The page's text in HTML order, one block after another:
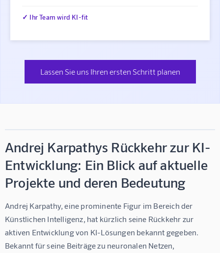
✓ Ihr Team wird KI-fit
Lassen Sie uns Ihren ersten Schritt planen
Andrej Karpathys Rückkehr zur KI-
Entwicklung: Ein Blick auf aktuelle
Projekte und deren Bedeutung
Andrej Karpathy, eine prominente Figur im Bereich der
Künstlichen Intelligenz, hat kürzlich seine Rückkehr zur
aktiven Entwicklung von KI-Lösungen bekannt gegeben.
Bekannt für seine Beiträge zu neuronalen Netzen,